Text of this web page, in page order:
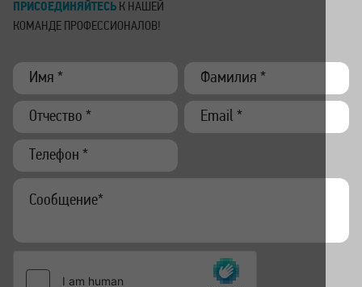
ПРИСОЕДИНЯЙТЕСЬ К НАШЕЙ
КОМАНДЕ ПРОФЕССИОНАЛОВ!